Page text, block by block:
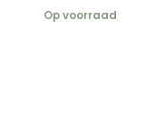
Op voorraad